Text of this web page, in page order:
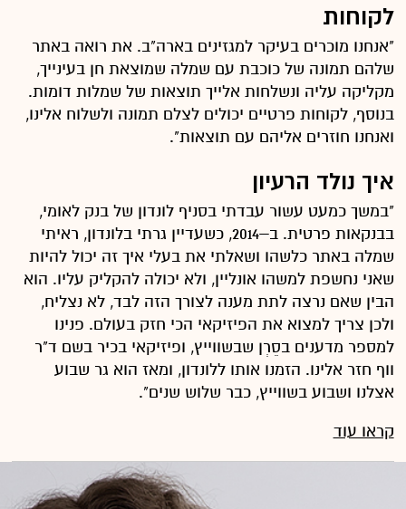
לקוחות
"אנחנו מוכרים בעיקר למגזינים בארה"ב. את רואה באתר
שלהם תמונה של כוכבת עם שמלה שמוצאת חן בעינייך,
מקליקה עליה ונשלחות אלייך תוצאות של שמלות דומות.
בנוסף, לקוחות פרטיים יכולים לצלם תמונה ולשלוח אלינו,
ואנחנו חוזרים אליהם עם תוצאות".
איך נולד הרעיון
"במשך כמעט עשור עבדתי בסניף לונדון של בנק לאומי,
בבנקאות פרטית. ב–2014, כשעדיין גרתי בלונדון, ראיתי
שמלה באתר כלשהו ושאלתי את בעלי איך זה יכול להיות
שאני נחשפת למשהו אונליין, ולא יכולה להקליק עליו. הוא
הבין שאם נרצה לתת מענה לצורך הזה לבד, לא נצליח,
ולכן צריך למצוא את הפיזיקאי הכי חזק בעולם. פנינו
למספר מדענים בסֵרְן שבשווייץ, ופיזיקאי בכיר בשם ד"ר
ווף חזר אלינו. הזמנו אותו ללונדון, ומאז הוא גר שבוע
אצלנו ושבוע בשווייץ, כבר שלוש שנים".
קראו עוד